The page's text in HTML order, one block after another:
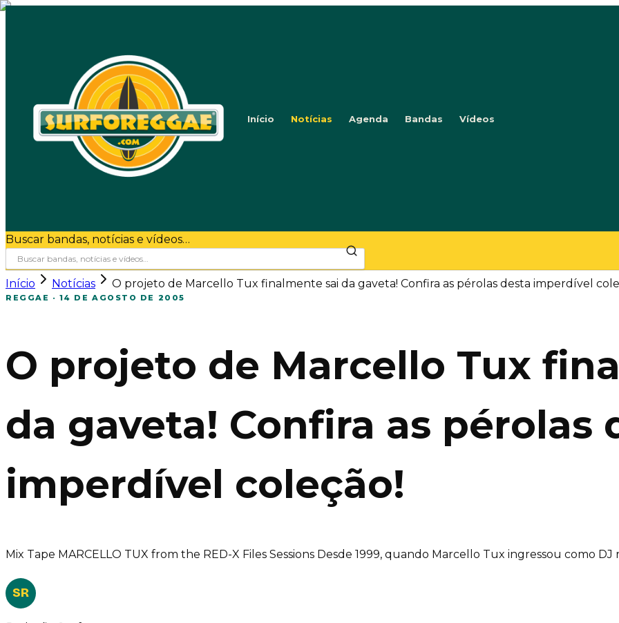
Início Notícias Agenda Bandas Vídeos
Buscar bandas, notícias e vídeos…
Início Notícias O projeto de Marcello Tux finalmente sai da gaveta! Confira as pérolas desta imperdível
REGGAE · 14 DE AGOSTO DE 2005
O projeto de Marcello Tux
da gaveta! Confira as pérolas
imperdível coleção!
Mix Tape MARCELLO TUX from the RED-X Files Sessions Desde 1999, quando Marcello Tux ingressou como
SR